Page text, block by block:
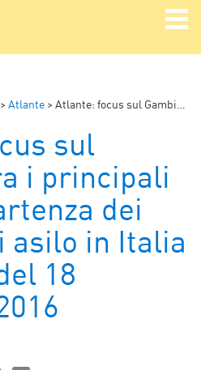
> Atlante > Atlante: focus sul Gambia, tra i principali Paesi di partenza dei richiedenti asilo in Italia – puntata del 18 dicembre 2016
sul
i principali
dei
asilo in Italia
18